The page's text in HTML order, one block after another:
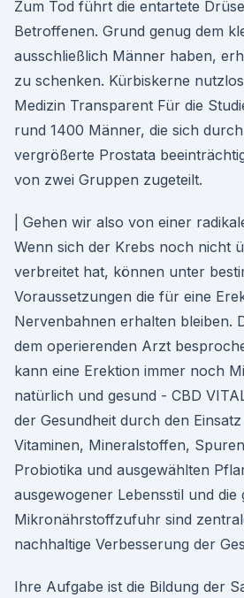
Zum Tod führt die entartete
Betroffenen. Grund genug dem
ausschließlich Männer haben,
zu schenken. Kürbiskerne
Medizin Transparent Für die
rund 1400 Männer, die sich
vergrößerte Prostata
von zwei Gruppen zugeteilt.
| Gehen wir also von einer
Wenn sich der Krebs noch nicht
verbreitet hat, können unter
Voraussetzungen die für eine
Nervenbahnen erhalten bleiben.
dem operierenden Arzt
kann eine Erektion immer noch
natürlich und gesund - CBD
der Gesundheit durch den
Vitaminen, Mineralstoffen,
Probiotika und ausgewählten
ausgewogener Lebensstil und die
Mikronährstoffzufuhr sind
nachhaltige Verbesserung der
Ihre Aufgabe ist die Bildung der